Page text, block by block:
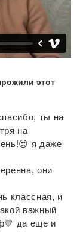
этот
ты на
на
я даже
они
классная, и
важный
да еще и